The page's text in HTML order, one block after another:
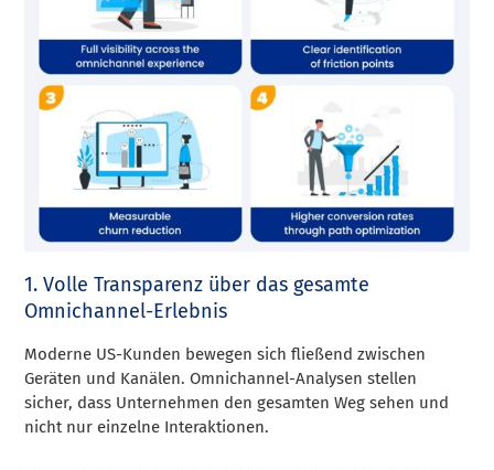
1. Volle Transparenz über das gesamte
Omnichannel-Erlebnis
Moderne US-Kunden bewegen sich fließend zwischen
Geräten und Kanälen. Omnichannel-Analysen stellen
sicher, dass Unternehmen den gesamten Weg sehen und
nicht nur einzelne Interaktionen.